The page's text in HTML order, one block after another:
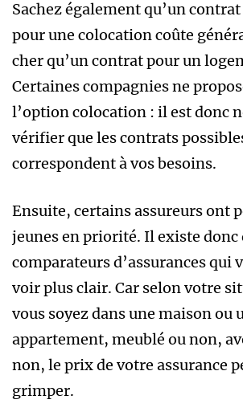
Sachez également qu’un contrat
pour une colocation coûte
cher qu’un contrat pour un
Certaines compagnies ne
l’option colocation : il est donc
vérifier que les contrats
correspondent à vos besoins.
Ensuite, certains assureurs ont
jeunes en priorité. Il existe donc
comparateurs d’assurances qui
voir plus clair. Car selon votre
vous soyez dans une maison ou
appartement, meublé ou non,
non, le prix de votre assurance
grimper.